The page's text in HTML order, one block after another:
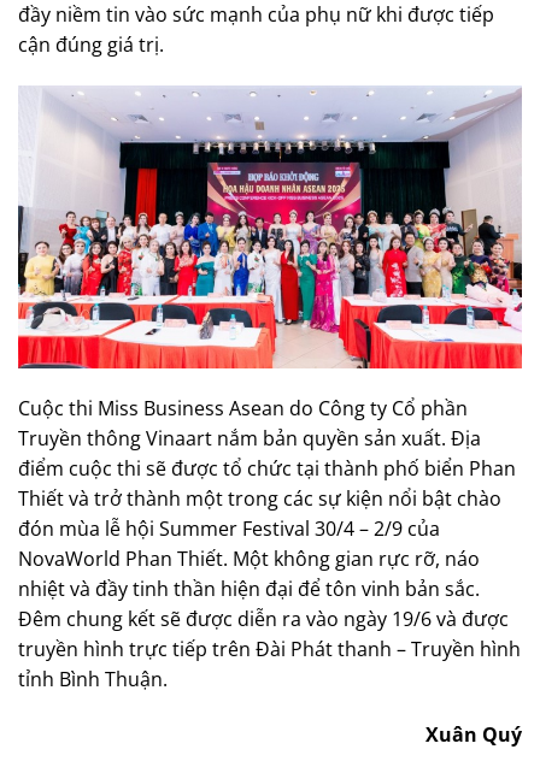
đầy niềm tin vào sức mạnh của phụ nữ khi được tiếp
cận đúng giá trị.
Cuộc thi Miss Business Asean do Công ty Cổ phần
Truyền thông Vinaart nắm bản quyền sản xuất. Địa
điểm cuộc thi sẽ được tổ chức tại thành phố biển Phan
Thiết và trở thành một trong các sự kiện nổi bật chào
đón mùa lễ hội Summer Festival 30/4 – 2/9 của
NovaWorld Phan Thiết. Một không gian rực rỡ, náo
nhiệt và đầy tinh thần hiện đại để tôn vinh bản sắc.
Đêm chung kết sẽ được diễn ra vào ngày 19/6 và được
truyền hình trực tiếp trên Đài Phát thanh – Truyền hình
tỉnh Bình Thuận.
Xuân Quý